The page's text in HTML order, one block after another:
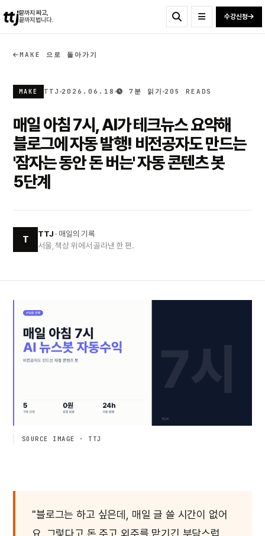
ttj끝까지 짜고,
끝까지 법니다.
수강신청
MAKE 으로 돌아가기
MAKE TTJ 2026.06.18 7분 읽기 205 READS
매일 아침 7시, AI가 테크뉴스 요약해
블로그에 자동 발행! 비전공자도 만드는
'잠자는 동안 돈 버는' 자동 콘텐츠 봇
5단계
T
TTJ · 매일의 기록
서울, 책상 위에서 골라낸 한 편.
SOURCE IMAGE · TTJ
"블로그는 하고 싶은데, 매일 글 쓸 시간이 없어
요. 그렇다고 돈 주고 외주를 맡기긴 부담스럽